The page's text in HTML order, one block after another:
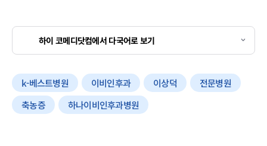
하이 코메디닷컴에서 다국어로 보기
k-베스트병원 이비인후과 이상덕
전문병원
축농증
하나이비인후과병원